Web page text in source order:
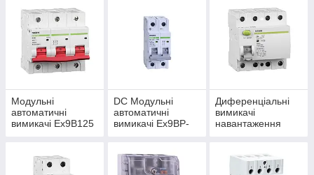
N Noark 6kA
Модульні
автоматичні
вимикачі Ex9B125
DC Модульні
автоматичні
вимикачі Ex9BP-
DC на полюс для
PV систем
Диференціальні
вимикачі
навантаження